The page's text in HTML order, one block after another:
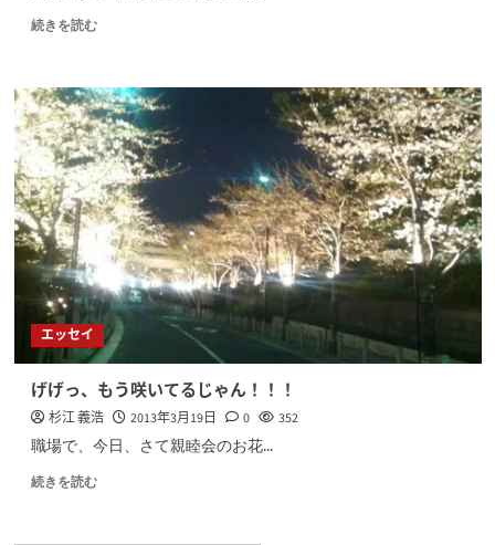
続きを読む
エッセイ
げげっ、もう咲いてるじゃん！！！
杉江 義浩 2013年3月19日 0 352
職場で、今日、さて親睦会のお花...
続きを読む